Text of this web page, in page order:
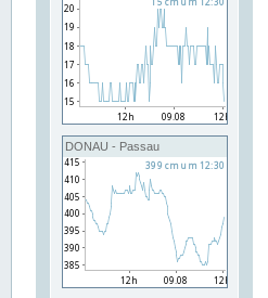
DONAU - Passau